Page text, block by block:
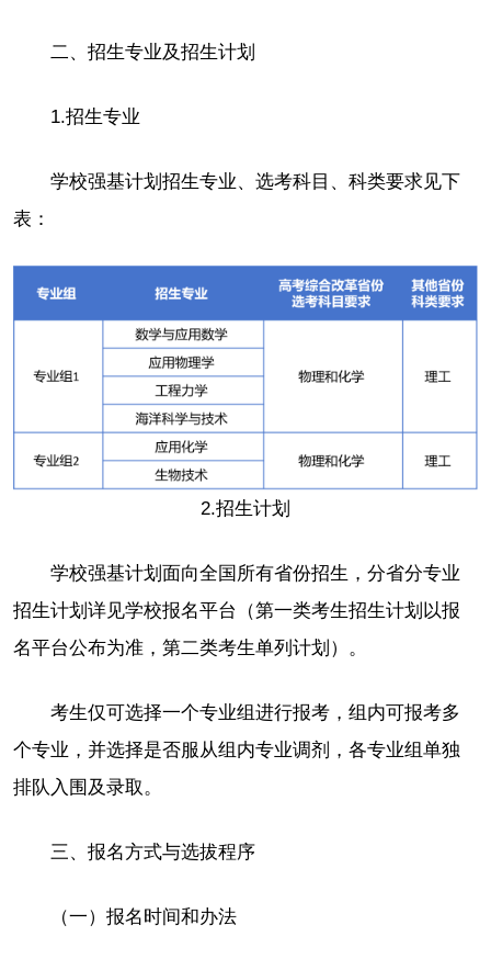
二、招生专业及招生计划
1.招生专业
学校强基计划招生专业、选考科目、科类要求见下
表：
2.招生计划
学校强基计划面向全国所有省份招生，分省分专业
招生计划详见学校报名平台（第一类考生招生计划以报
名平台公布为准，第二类考生单列计划）。
考生仅可选择一个专业组进行报考，组内可报考多
个专业，并选择是否服从组内专业调剂，各专业组单独
排队入围及录取。
三、报名方式与选拔程序
（一）报名时间和办法